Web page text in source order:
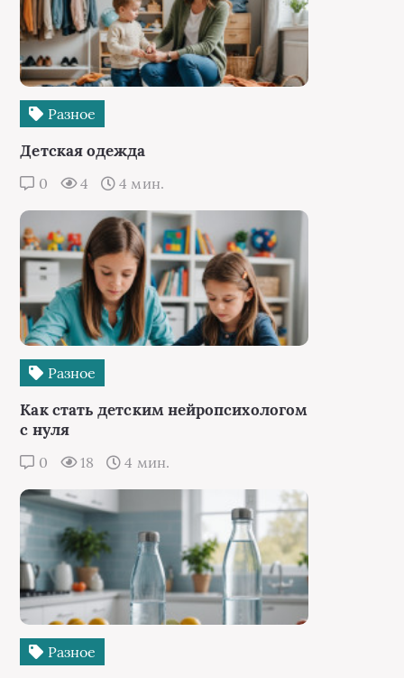
Разное
Детская одежда
0 4 4 мин.
Разное
Как стать детским нейропсихологом
с нуля
0 18 4 мин.
Разное